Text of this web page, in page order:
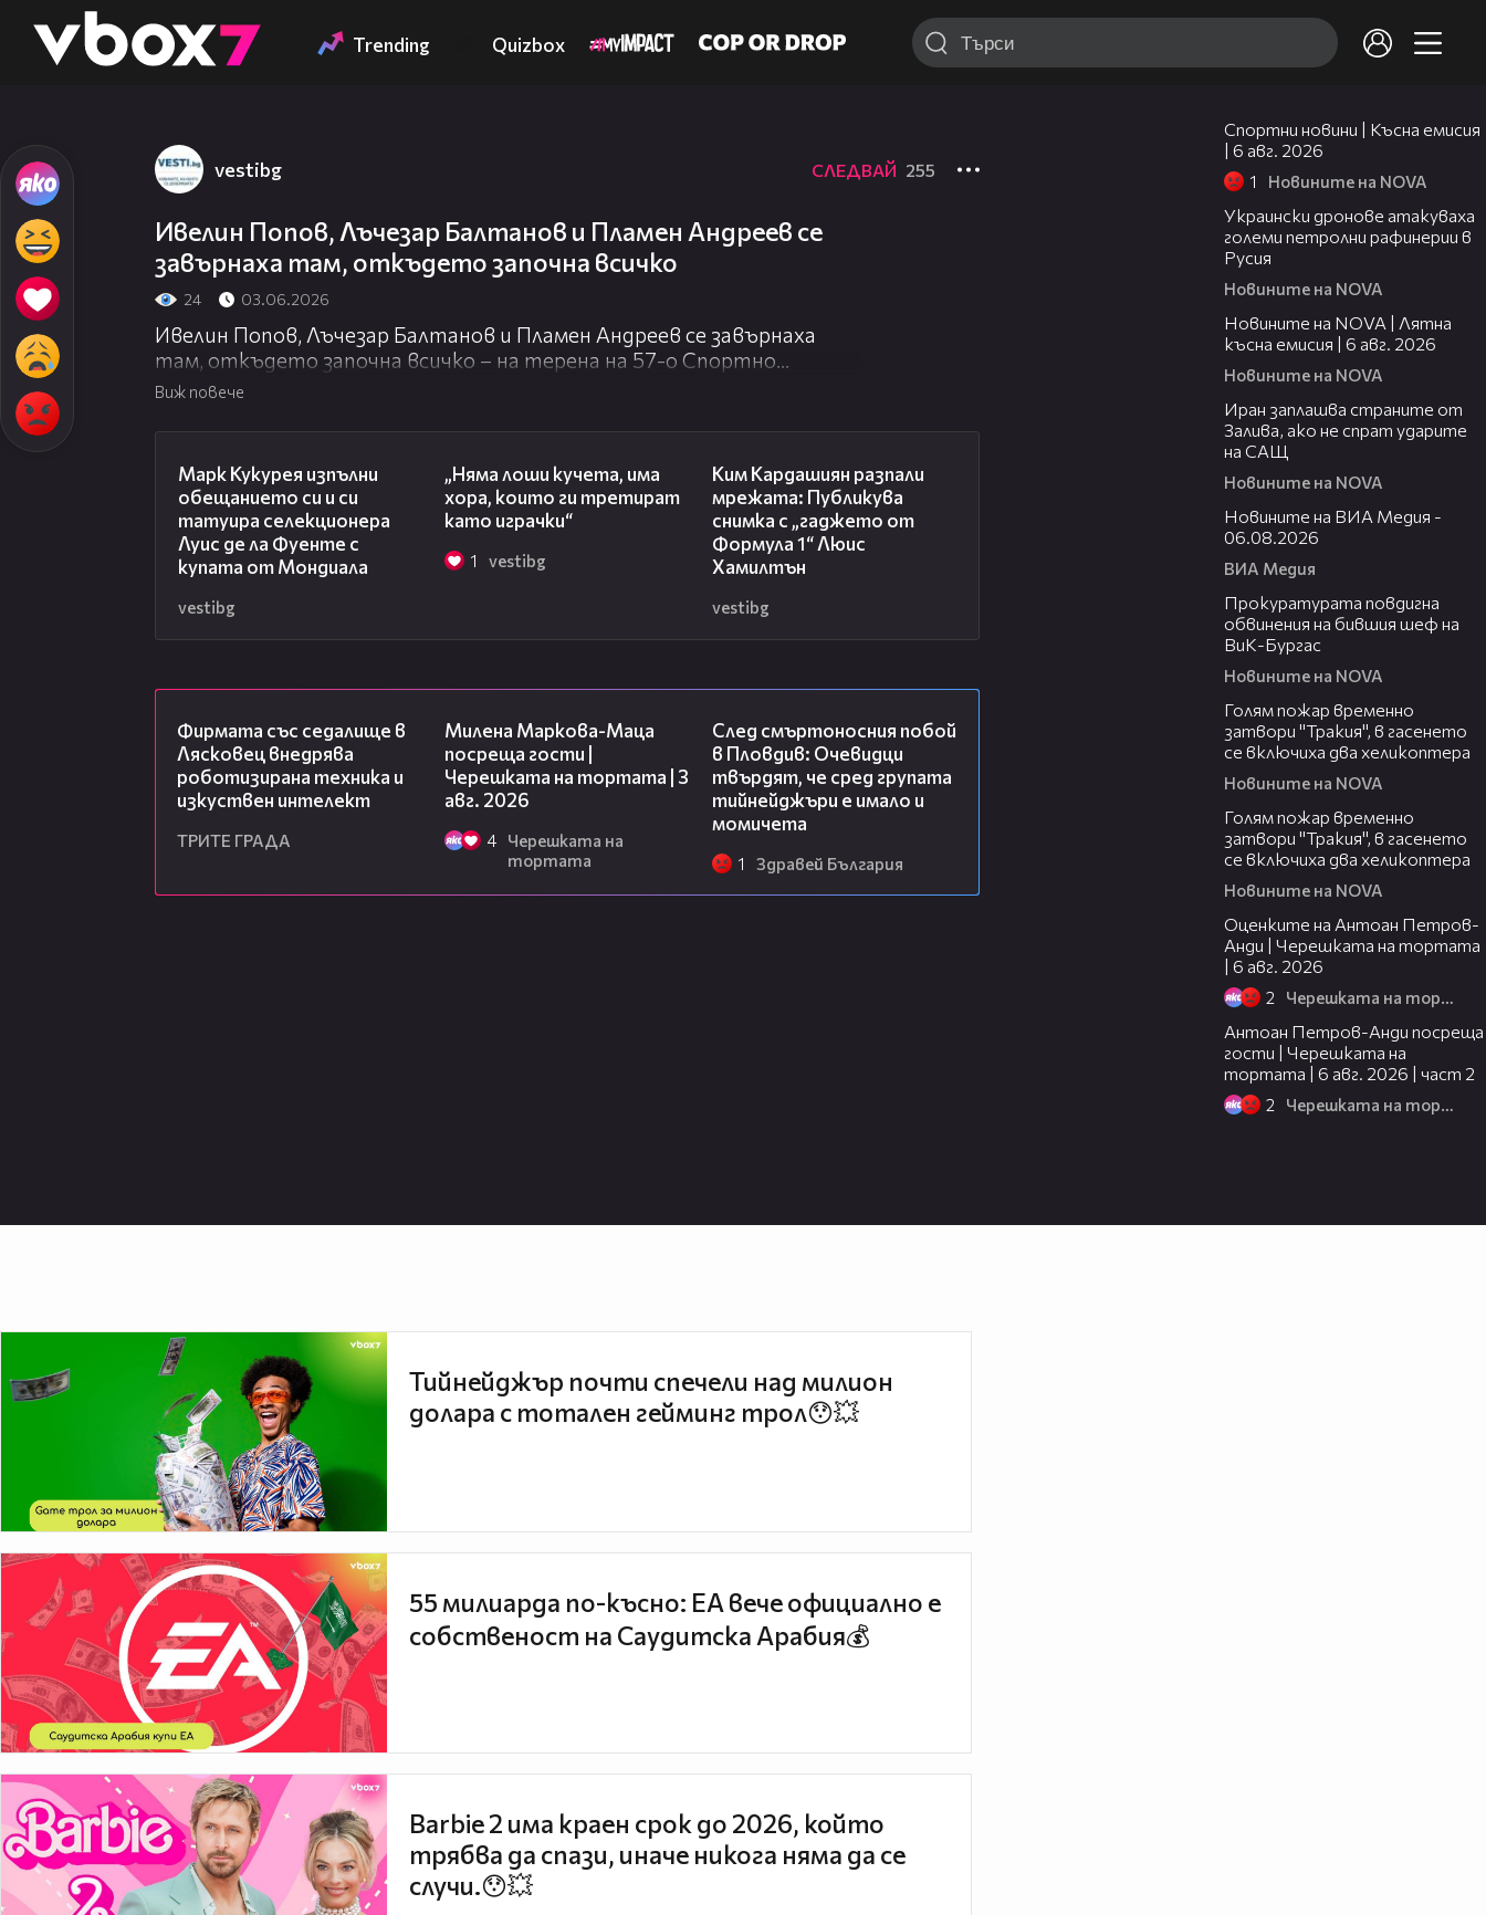
👾 Trending Quizbox
vestibg СЛЕДВАЙ 255
Ивелин Попов, Лъчезар Балтанов и Пламен Андреев се
завърнаха там, откъдето започна всичко
24 03.06.2026
Ивелин Попов, Лъчезар Балтанов и Пламен Андреев се завърнаха
там, откъдето започна всичко – на терена на 57-о Спортно
училище. Емоции, носталгия и среща с първите треньори, които ги
„Ивелин от малък си беше луда глава. Гонeх го по два пъти на
седмица, но се връщаше със спортна злоба. Затова стана голям!“,
спомня си с усмивка първият му треньор.
А какво е футболът за тримата шампиони с три думи?
Ивелин Попов: „Любов, страст, емоция!“
Пламен Андреев: „Радост, любов и наслада!“
Виж повече
Марк Кукурея изпълни
обещанието си и си
татуира селекционера
Луис де ла Фуенте с
купата от Мондиала
vestibg
„Няма лоши кучета, има
хора, които ги третират
като играчки“
1 vestibg
Ким Кардашиян разпали
мрежата: Публикува
снимка с „гаджето от
Формула 1“ Люис
Хамилтън
vestibg
Фирмата със седалище в
Лясковец внедрява
роботизирана техника и
изкуствен интелект
ТРИТЕ ГРАДА
Милена Маркова-Маца
посреща гости |
Черешката на тортата | 3
авг. 2026
4
Черешката на
тортата
След смъртоносния побой
в Пловдив: Очевидци
твърдят, че сред групата
тийнейджъри е имало и
момичета
1 Здравей България
Спортни новини | Късна емисия
| 6 авг. 2026
1 Новините на NOVA
Украински дронове атакуваха
големи петролни рафинерии в
Русия
Новините на NOVA
Новините на NOVA | Лятна
късна емисия | 6 авг. 2026
Новините на NOVA
Иран заплашва страните от
Залива, ако не спрат ударите
на САЩ
Новините на NOVA
Новините на ВИА Медия -
06.08.2026
ВИА Медия
Прокуратурата повдигна
обвинения на бившия шеф на
ВиК-Бургас
Новините на NOVA
Голям пожар временно
затвори "Тракия", в гасенето
се включиха два хеликоптера
Новините на NOVA
Голям пожар временно
затвори "Тракия", в гасенето
се включиха два хеликоптера
Новините на NOVA
Оценките на Антоан Петров-
Анди | Черешката на тортата
| 6 авг. 2026
2 Черешката на тортата
Антоан Петров-Анди посреща
гости | Черешката на
тортата | 6 авг. 2026 | част 2
2 Черешката на тортата
Тийнейджър почти спечели над милион
долара с тотален гейминг трол😯💥
55 милиарда по-късно: EA вече официално е
собственост на Саудитска Арабия💰
Barbie 2 има краен срок до 2026, който
трябва да спази, иначе никога няма да се
случи.😯💥